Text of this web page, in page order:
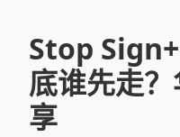
Stop
底谁先走
享